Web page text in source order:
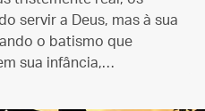
servir a Deus, mas à sua
o batismo que
sua infância,